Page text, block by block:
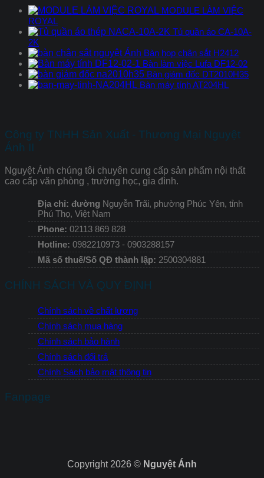
MODULE LÀM VIỆC
ROYAL
Tủ quần áo CA-10A-
2K
Bàn họp chân sắt H2412
Bàn làm việc Lufa DF12-02
Bàn giám đốc DT2010H35
Bàn máy tính AT204HL
Công ty TNHH Sản Xuất - Thương Mại Nguyệt
Ánh II
Nguyệt Ánh chúng tôi chuyên cung cấp sản phẩm nội thất
cao cấp văn phòng , trường học, gia đình.
Địa chỉ: đường Nguyễn Trãi, phường Phúc Yên, tỉnh
Phú Thọ, Việt Nam
Phone: 02113 869 828
Hotline: 0982210973 - 0903288157
Mã số thuế/Số QĐ thành lập: 2500304881
CHÍNH SÁCH VÀ QUY ĐỊNH
Chính sách về chất lượng
Chính sách mua hàng
Chính sách bảo hành
Chính sách đổi trả
Chính Sách bảo mật thông tin
Fanpage
Copyright 2026 © Nguyệt Ánh